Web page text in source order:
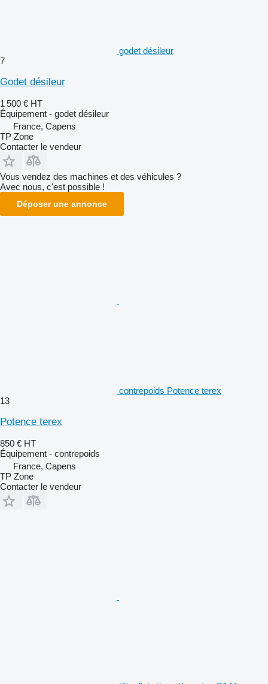
godet désileur
7
Godet désileur
1 500 € HT
Équipement - godet désileur
France, Capens
TP Zone
Contacter le vendeur
Vous vendez des machines et des véhicules ?
Avec nous, c'est possible !
Déposer une annonce
contrepoids Potence terex
13
Potence terex
850 € HT
Équipement - contrepoids
France, Capens
TP Zone
Contacter le vendeur